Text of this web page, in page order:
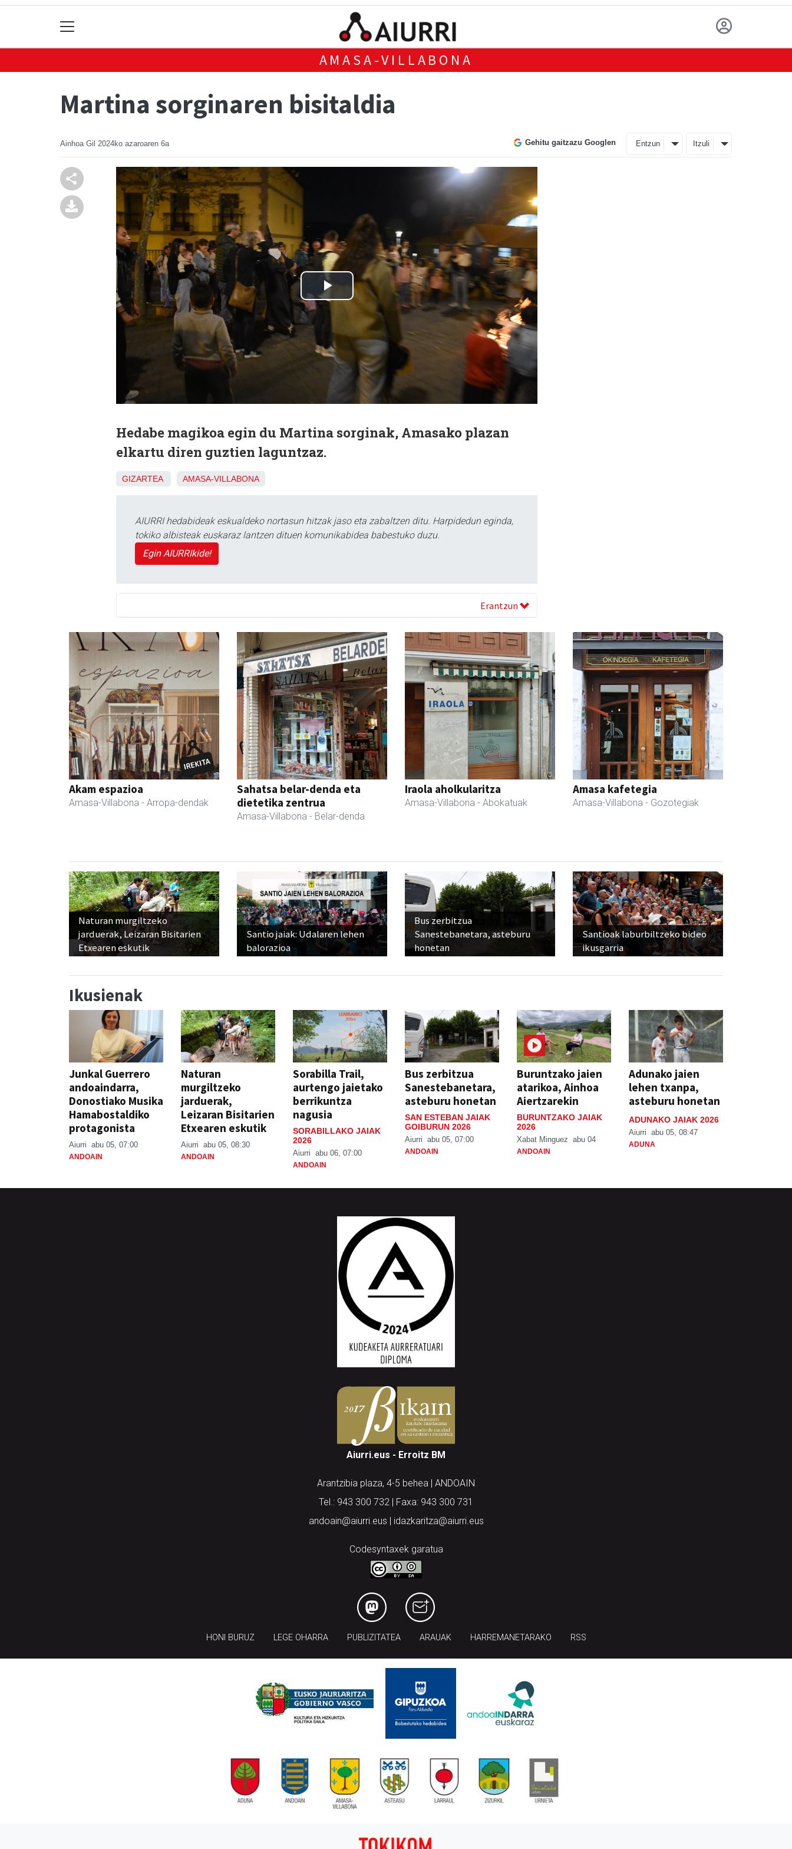
AMASA-VILLABONA
Martina sorginaren bisitaldia
Ainhoa Gil 2024ko azaroaren 6a Gehitu gaitzazu Googlen Entzun Itzuli
Hedabe magikoa egin du Martina sorginak, Amasako plazan
elkartu diren guztien laguntzaz.
GIZARTEA AMASA-VILLABONA
AIURRI hedabideak eskualdeko nortasun hitzak jaso eta zabaltzen ditu. Harpidedun eginda,
tokiko albisteak euskaraz lantzen dituen komunikabidea babestuko duzu.
Egin AIURRIkide!
Erantzun
Akam espazioa
Amasa-Villabona - Arropa-dendak
Sahatsa belar-denda eta
dietetika zentrua
Amasa-Villabona - Belar-denda
Iraola aholkularitza
Amasa-Villabona - Abokatuak
Amasa kafetegia
Amasa-Villabona - Gozotegiak
Naturan murgiltzeko
jarduerak, Leizaran Bisitarien
Etxearen eskutik
Santio jaiak: Udalaren lehen
balorazioa
Bus zerbitzua
Sanestebanetara, asteburu
honetan
Santioak laburbiltzeko bideo
ikusgarria
Ikusienak
Junkal Guerrero
andoaindarra,
Donostiako Musika
Hamabostaldiko
protagonista
Aiurri abu 05, 07:00
ANDOAIN
Naturan
murgiltzeko
jarduerak,
Leizaran Bisitarien
Etxearen eskutik
Aiurri abu 05, 08:30
ANDOAIN
Sorabilla Trail,
aurtengo jaietako
berrikuntza
nagusia
SORABILLAKO JAIAK
2026
Aiurri abu 06, 07:00
ANDOAIN
Bus zerbitzua
Sanestebanetara,
asteburu honetan
SAN ESTEBAN JAIAK
GOIBURUN 2026
Aiurri abu 05, 07:00
ANDOAIN
Buruntzako jaien
atarikoa, Ainhoa
Aiertzarekin
BURUNTZAKO JAIAK
2026
Xabat Minguez abu 04
ANDOAIN
Adunako jaien
lehen txanpa,
asteburu honetan
ADUNAKO JAIAK 2026
Aiurri abu 05, 08:47
ADUNA
Aiurri.eus - Erroitz BM
Arantzibia plaza, 4-5 behea | ANDOAIN
Tel.: 943 300 732 | Faxa: 943 300 731
andoain@aiurri.eus | idazkaritza@aiurri.eus
Codesyntaxek garatua
HONI BURUZ LEGE OHARRA PUBLIZITATEA ARAUAK HARREMANETARAKO RSS